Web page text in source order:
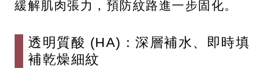
緩解肌肉張力，預防紋路進一步固化。
透明質酸 (HA)：深層補水、即時填
補乾燥細紋